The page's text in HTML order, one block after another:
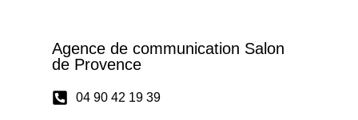
Agence de communication Salon
de Provence
04 90 42 19 39